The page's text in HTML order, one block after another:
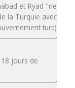
et Ryad "ne
la Turquie avec
turc)
jours de